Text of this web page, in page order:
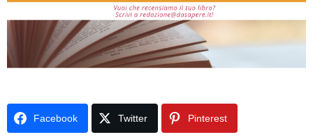
Facebook Twitter Pinterest